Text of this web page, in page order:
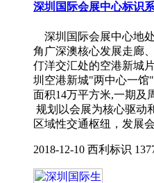
深圳国际会展中心标识
深圳国际会展中心地
角广深澳核心发展走廊
仃洋交汇处的空港新城
圳空港新城"两中心一馆
面积14万平方米,一期及
规划以会展为核心驱动
区域性交通枢纽，发展
2018-12-10 西利标识